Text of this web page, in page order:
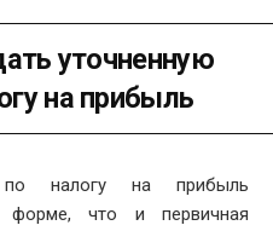
уточненную
на прибыль
по налогу на прибыль
что и первичная